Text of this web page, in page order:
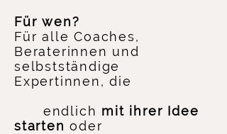
Für wen?
Für alle Coaches,
Beraterinnen und
selbstständige
Expertinnen, die
endlich mit ihrer Idee
starten oder